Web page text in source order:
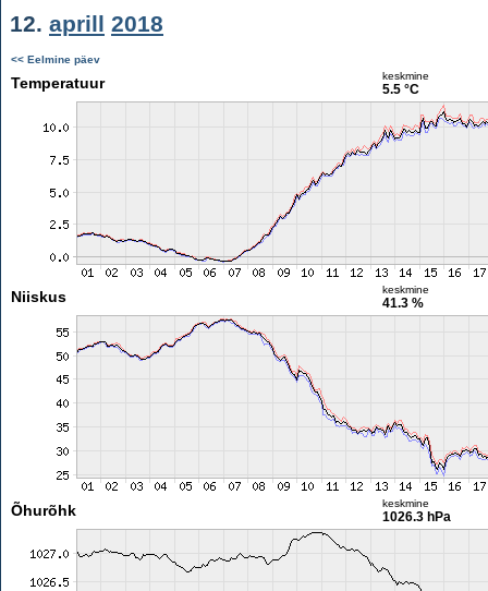
12. aprill 2018
<< Eelmine päev
Temperatuur keskmine
5.5 °C
Niiskus keskmine
41.3 %
Õhurõhk keskmine
1026.3 hPa